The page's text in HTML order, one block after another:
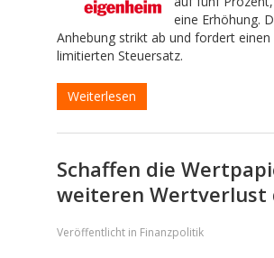
eine Erhöhung.
Anhebung strikt ab und fordert
limitierten Steuersatz.
Weiterlesen
Schaffen die
weiteren Wertverlust
Veröffentlicht in Finanzpolitik